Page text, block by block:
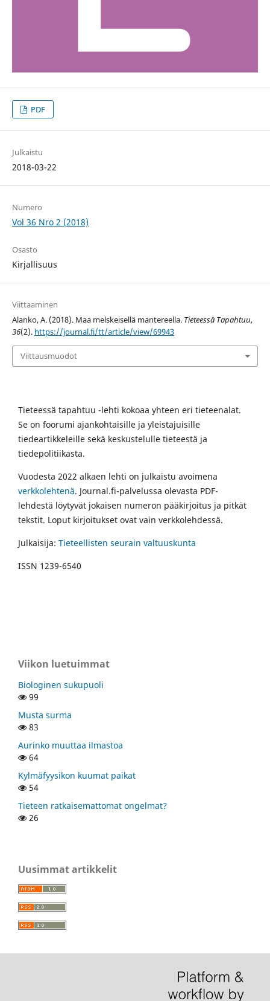
PDF
Julkaistu
2018-03-22
Numero
Vol 36 Nro 2 (2018)
Osasto
Kirjallisuus
Viittaaminen
Alanko, A. (2018). Maa melskeisellä mantereella. Tieteessä Tapahtuu,
36(2). https://journal.fi/tt/article/view/69943
Viittausmuodot
Tieteessä tapahtuu -lehti kokoaa yhteen eri tieteenalat.
Se on foorumi ajankohtaisille ja yleistajuisille
tiedeartikkeleille sekä keskustelulle tieteestä ja
tiedepolitiikasta.
Vuodesta 2022 alkaen lehti on julkaistu avoimena
verkkolehtenä. Journal.fi-palvelussa olevasta PDF-
lehdestä löytyvät jokaisen numeron pääkirjoitus ja pitkät
tekstit. Loput kirjoitukset ovat vain verkkolehdessä.
Julkaisija: Tieteellisten seurain valtuuskunta
ISSN 1239-6540
Viikon luetuimmat
Biologinen sukupuoli
99
Musta surma
83
Aurinko muuttaa ilmastoa
64
Kylmäfyysikon kuumat paikat
54
Tieteen ratkaisemattomat ongelmat?
26
Uusimmat artikkelit